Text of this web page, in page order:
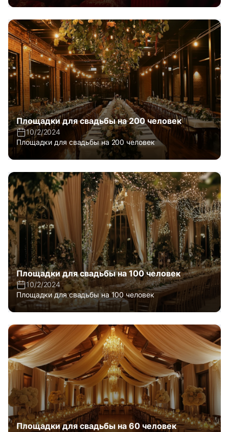
Площадки для свадьбы на 200 человек
10/2/2024
Площадки для свадьбы на 200 человек
Площадки для свадьбы на 100 человек
10/2/2024
Площадки для свадьбы на 100 человек
Площадки для свадьбы на 60 человек